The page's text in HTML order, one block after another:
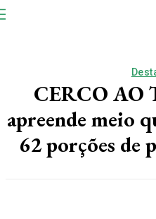
CERCO AO
apreende meio
62 porções de